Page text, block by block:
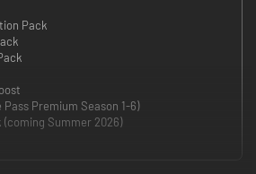
Pack
Pass Premium Season 1-6)
Summer 2026)